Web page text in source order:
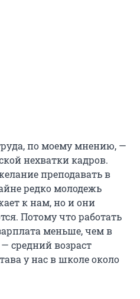
по моему мнению, —
нехватки кадров.
преподавать в
редко молодежь
к нам, но и они
Потому что работать
меньше, чем в
средний возраст
у нас в школе около